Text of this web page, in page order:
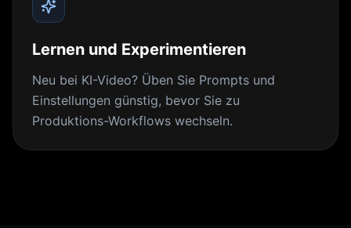
Lernen und Experimentieren
Neu bei KI-Video? Üben Sie Prompts und
Einstellungen günstig, bevor Sie zu
Produktions-Workflows wechseln.